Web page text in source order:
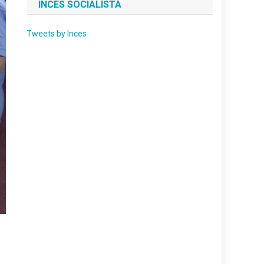
INCES SOCIALISTA
Tweets by Inces